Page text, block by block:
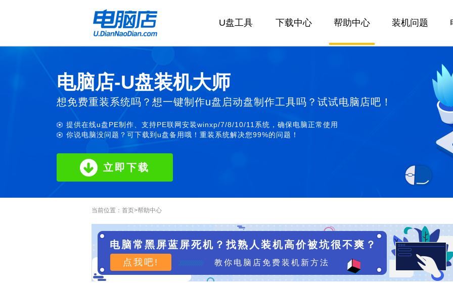
U盘工具 下载中心 帮助中心 装机问题
电脑店-U盘装机大师
想免费重装系统吗？想一键制作u盘启动盘制作工具吗？试试电脑店吧！
提供在线u盘PE制作、支持PE联网安装winxp/7/8/10/11系统，确保电脑正常使用
你说电脑没问题？可下载到u盘备用哦！重装系统解决您99%的问题！
立即下载
当前位置： 首页>帮助中心
电脑常黑屏蓝屏死机？找熟人装机高价被坑很不爽？
点我吧! 教你电脑店免费装机新方法